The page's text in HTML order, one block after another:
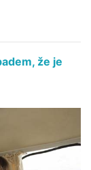
že je